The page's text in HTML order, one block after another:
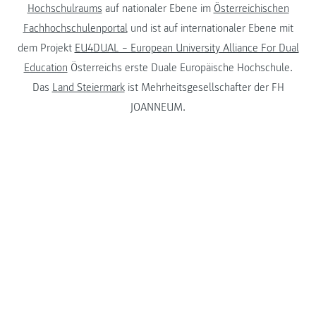
Hochschulraums auf nationaler Ebene im Österreichischen
Fachhochschulenportalund ist auf internationaler Ebene mit
dem Projekt EU4DUAL – European University Alliance For Dual
Education Österreichs erste Duale Europäische Hochschule.
Das Land Steiermarkist Mehrheitsgesellschafter der FH
JOANNEUM.